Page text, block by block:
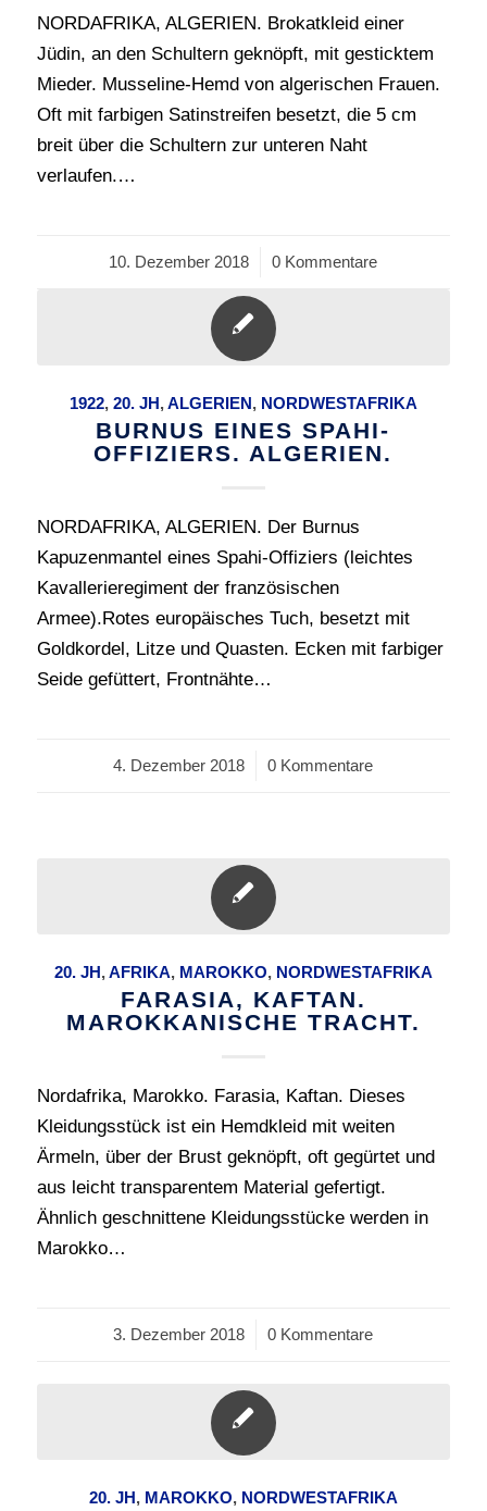
NORDAFRIKA, ALGERIEN. Brokatkleid einer
Jüdin, an den Schultern geknöpft, mit gesticktem
Mieder. Musseline-Hemd von algerischen Frauen.
Oft mit farbigen Satinstreifen besetzt, die 5 cm
breit über die Schultern zur unteren Naht
verlaufen.…
10. Dezember 2018
/ 0 Kommentare
1922, 20. JH,ALGERIEN, NORDWESTAFRIKA
BURNUS EINES SPAHI-
OFFIZIERS. ALGERIEN.
NORDAFRIKA, ALGERIEN. Der Burnus
Kapuzenmantel eines Spahi-Offiziers (leichtes
Kavallerieregiment der französischen
Armee).Rotes europäisches Tuch, besetzt mit
Goldkordel, Litze und Quasten. Ecken mit farbiger
Seide gefüttert, Frontnähte…
4. Dezember 2018
/ 0 Kommentare
20. JH,AFRIKA, MAROKKO, NORDWESTAFRIKA
FARASIA, KAFTAN.
MAROKKANISCHE TRACHT.
Nordafrika, Marokko. Farasia, Kaftan. Dieses
Kleidungsstück ist ein Hemdkleid mit weiten
Ärmeln, über der Brust geknöpft, oft gegürtet und
aus leicht transparentem Material gefertigt.
Ähnlich geschnittene Kleidungsstücke werden in
Marokko…
3. Dezember 2018
/ 0 Kommentare
20. JH, MAROKKO, NORDWESTAFRIKA